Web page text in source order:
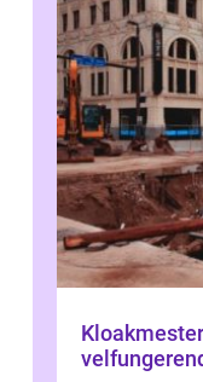
Kloakmester